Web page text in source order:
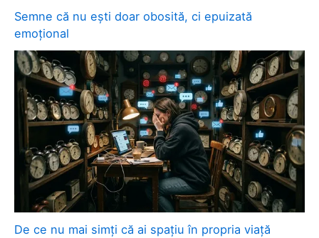
Semne că nu ești doar obosită, ci epuizată
emoțional
De ce nu mai simți că ai spațiu în propria viață